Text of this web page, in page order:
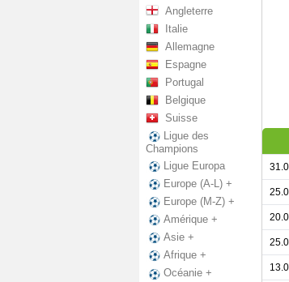
Angleterre
Italie
Allemagne
Espagne
Portugal
Belgique
Suisse
Ligue des
Champions
Ligue Europa
Europe (A-L) +
Europe (M-Z) +
Amérique +
Asie +
Afrique +
Océanie +